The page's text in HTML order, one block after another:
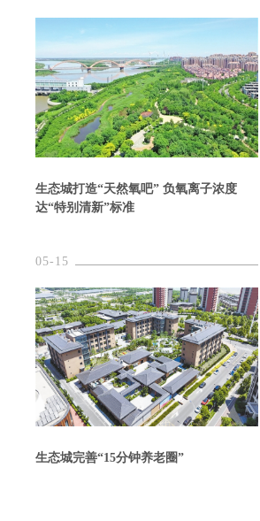
生态城打造“天然氧吧” 负氧离子浓度
达“特别清新”标准
05-15
生态城完善“15分钟养老圈”